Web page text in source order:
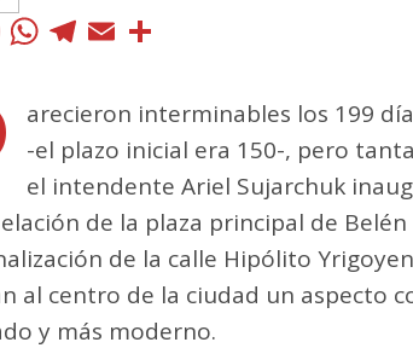
Facebook
WhatsApp
Telegram
Email
arecieron interminables los 199
-el plazo inicial era 150-, pero
el intendente Ariel Sujarchuk
de la plaza principal de Belén
de la calle Hipólito
al centro de la ciudad un aspecto
y más moderno.